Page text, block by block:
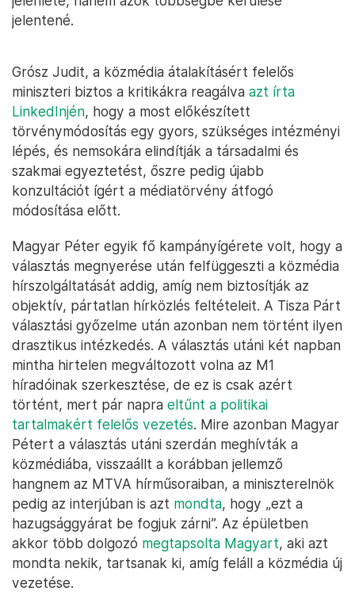
jelentené.
Grósz Judit, a közmédia átalakításért felelős
miniszteri biztos a kritikákra reagálva azt írta
LinkedInjén, hogy a most előkészített
törvénymódosítás egy gyors, szükséges intézményi
lépés, és nemsokára elindítják a társadalmi és
szakmai egyeztetést, őszre pedig újabb
konzultációt ígért a médiatörvény átfogó
módosítása előtt.
Magyar Péter egyik fő kampányígérete volt, hogy a
választás megnyerése után felfüggeszti a közmédia
hírszolgáltatását addig, amíg nem biztosítják az
objektív, pártatlan hírközlés feltételeit. A Tisza Párt
választási győzelme után azonban nem történt ilyen
drasztikus intézkedés. A választás utáni két napban
mintha hirtelen megváltozott volna az M1
híradóinak szerkesztése, de ez is csak azért
történt, mert pár napra eltűnt a politikai
tartalmakért felelős vezetés. Mire azonban Magyar
Pétert a választás utáni szerdán meghívták a
közmédiába, visszaállt a korábban jellemző
hangnem az MTVA hírműsoraiban, a miniszterelnök
pedig az interjúban is azt mondta, hogy „ezt a
hazugsággyárat be fogjuk zárni”. Az épületben
akkor több dolgozó megtapsolta Magyart, aki azt
mondta nekik, tartsanak ki, amíg feláll a közmédia új
vezetése.